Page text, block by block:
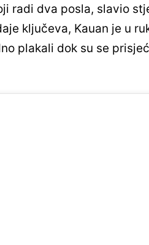
radi dva posla, slavio
ključeva, Kauan je u
plakali dok su se